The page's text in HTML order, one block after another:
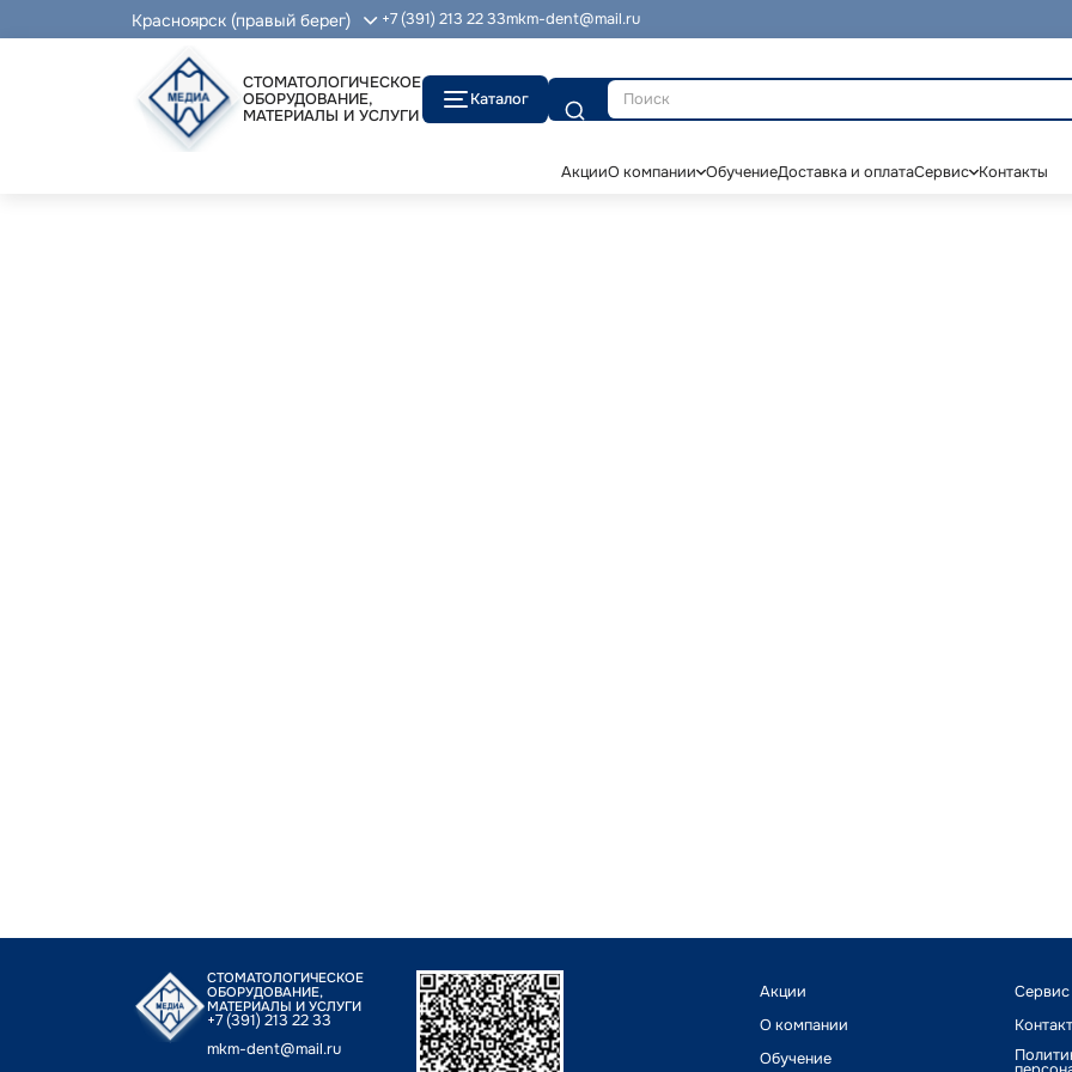
Красноярск (правый берег) +7 (391) 213 22 33mkm-dent@mail.ru
СТОМАТОЛОГИЧЕСКОЕ
ОБОРУДОВАНИЕ,
МАТЕРИАЛЫ И УСЛУГИ
Каталог
Поиск
АкцииО компании ОбучениеДоставка и оплатаСервис Контакты
СТОМАТОЛОГИЧЕСКОЕ
ОБОРУДОВАНИЕ,
МАТЕРИАЛЫ И УСЛУГИ
+7 (391) 213 22 33
mkm-dent@mail.ru
Акции
О компании
Обучение
Сервис